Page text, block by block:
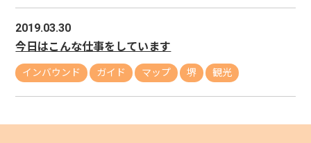
2019.03.30
今日はこんな仕事をしています
インバウンド ガイド マップ 堺 観光